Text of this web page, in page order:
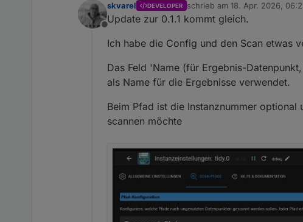
Offline
skvarel DEVELOPER schrieb am 18. Apr. 2026,
zuletzt editiert von
Update zur 0.1.1 kommt gleich.
Ich habe die Config und den Scan etwas
Das Feld 'Name (für Ergebnis-
als Name für die Ergebnisse verwendet.
Beim Pfad ist die Instanznummer
scannen möchte